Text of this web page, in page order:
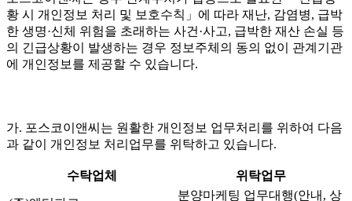
황 시 개인정보 처리 및 보호수칙」에 따라 재난, 감염병, 급박
한 생명·신체 위험을 초래하는 사건·사고, 급박한 재산 손실 등
의 긴급상황이 발생하는 경우 정보주체의 동의 없이 관계기관
에 개인정보를 제공할 수 있습니다.
가. 포스코이앤씨는 원활한 개인정보 업무처리를 위하여 다음
과 같이 개인정보 처리업무를 위탁하고 있습니다.
수탁업체 위탁업무
분양마케팅 업무대행(안내, 상